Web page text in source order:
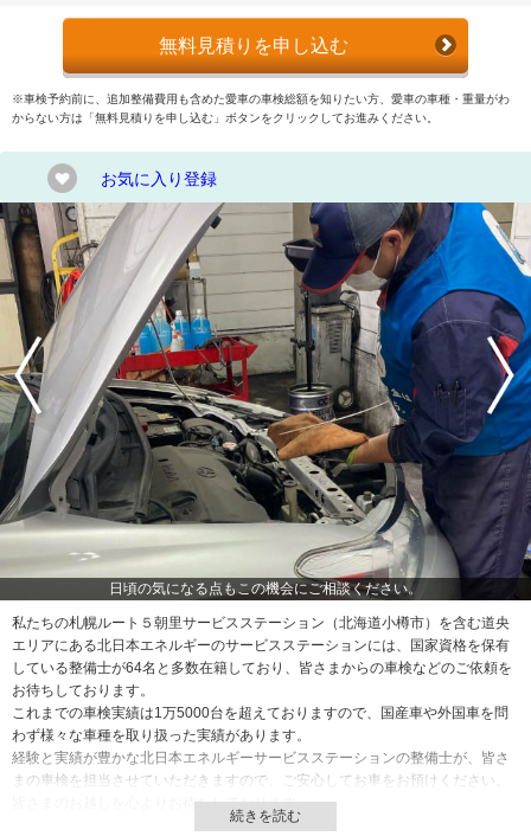
無料見積りを申し込む
※車検予約前に、追加整備費用も含めた愛車の車検総額を知りたい方、愛車の車種・重量がわ
からない方は「無料見積りを申し込む」ボタンをクリックしてお進みください。
お気に入り登録
日頃の気になる点もこの機会にご相談ください。
私たちの札幌ルート５朝里サービスステーション（北海道小樽市）を含む道央
エリアにある北日本エネルギーのサービスステーションには、国家資格を保有
している整備士が64名と多数在籍しており、皆さまからの車検などのご依頼を
お待ちしております。
これまでの車検実績は1万5000台を超えておりますので、国産車や外国車を問
わず様々な車種を取り扱った実績があります。
経験と実績が豊かな北日本エネルギーサービスステーションの整備士が、皆さ
まの車検を担当させていただきますので、ご安心してお車をお預けください。
皆さまのお越しを心よりお待ちしております。